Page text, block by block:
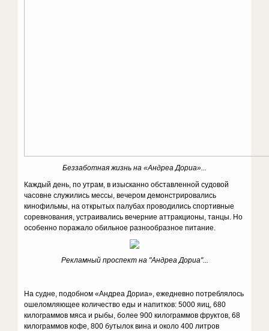
Беззаботная жизнь на «Андреа Дориа»...
Каждый день, по утрам, в изысканно обставленной судовой
часовне служились мессы, вечером демонстрировались
кинофильмы, на открытых палубах проводились спортивные
соревнования, устраивались вечерние аттракционы, танцы. Но
особенно поражало обильное разнообразное питание.
Рекламный проспект на "Андреа Дориа"...
На судне, подобном «Андреа Дориа», ежедневно потреблялось
ошеломляющее количество еды и напитков: 5000 яиц, 680
килограммов мяса и рыбы, более 900 килограммов фруктов, 68
килограммов кофе, 800 бутылок вина и около 400 литров